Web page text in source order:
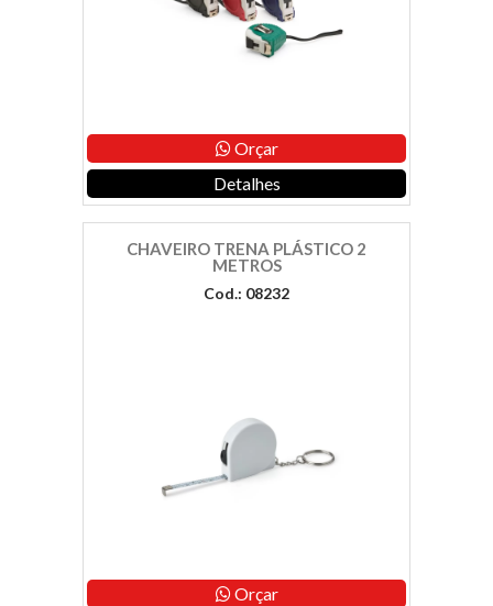
Orçar
Detalhes
CHAVEIRO TRENA PLÁSTICO 2
METROS
Cod.: 08232
Orçar